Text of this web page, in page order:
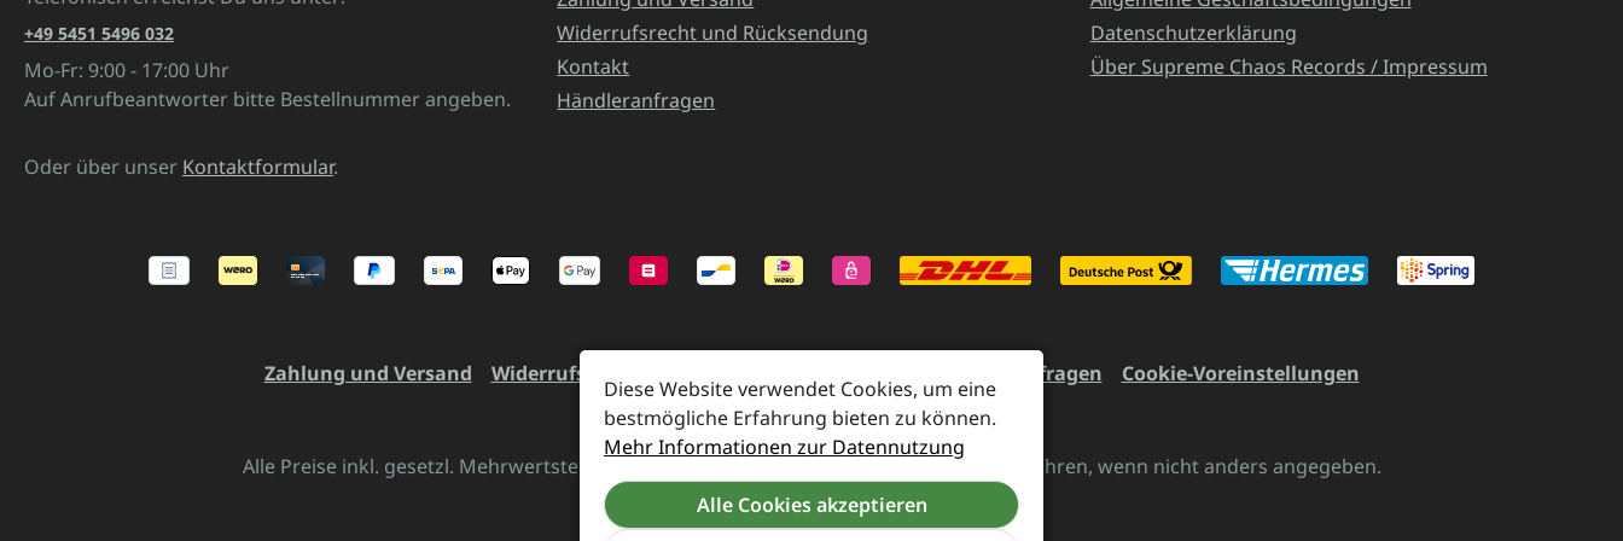
+49 5451 5496 032
Mo-Fr: 9:00 - 17:00 Uhr
Auf Anrufbeantworter bitte Bestellnummer angeben.
Oder über unser Kontaktformular.
Widerrufsrecht und Rücksendung
Kontakt
Händleranfragen
Datenschutzerklärung
Über Supreme Chaos Records / Impressum
Zahlung und Versand Widerrufsrecht und Rücksendung Händleranfragen Cookie-Voreinstellungen
Alle Preise inkl. gesetzl. Mehrwertsteuer zzgl. und ggf. Nachnahmegebühren, wenn nicht anders angegeben.
Diese Website verwendet Cookies, um eine
bestmögliche Erfahrung bieten zu können.
Mehr Informationen zur Datennutzung
Alle Cookies akzeptieren